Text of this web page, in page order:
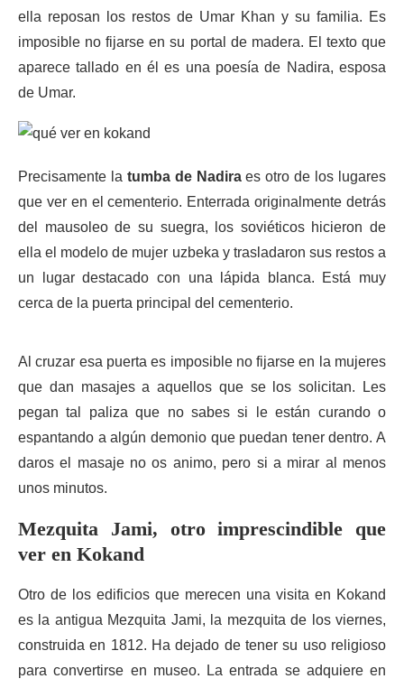
ella reposan los restos de Umar Khan y su familia. Es
imposible no fijarse en su portal de madera. El texto que
aparece tallado en él es una poesía de Nadira, esposa
de Umar.
Precisamente la tumba de Nadiraes otro de los lugares
que ver en el cementerio. Enterrada originalmente detrás
del mausoleo de su suegra, los soviéticos hicieron de
ella el modelo de mujer uzbeka y trasladaron sus restos a
un lugar destacado con una lápida blanca. Está muy
cerca de la puerta principal del cementerio.
Al cruzar esa puerta es imposible no fijarse en la mujeres
que dan masajes a aquellos que se los solicitan. Les
pegan tal paliza que no sabes si le están curando o
espantando a algún demonio que puedan tener dentro. A
daros el masaje no os animo, pero si a mirar al menos
unos minutos.
Mezquita Jami, otro imprescindible que
ver en Kokand
Otro de los edificios que merecen una visita en Kokand
es la antigua Mezquita Jami, la mezquita de los viernes,
construida en 1812. Ha dejado de tener su uso religioso
para convertirse en museo. La entrada se adquiere en